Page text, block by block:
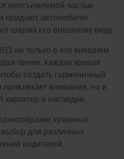
неотъемлемой частью
придают автомобилю
шарма его внешнему виду.
не только в его внешнем
линия, каждая кривая
создать гармоничный
привлекает внимание, но и
характер и наследие.
кузовных
для различных
водителей.